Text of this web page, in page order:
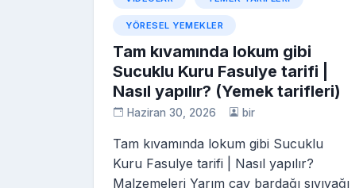
YÖRESEL YEMEKLER
Tam kıvamında lokum gibi
Sucuklu Kuru Fasulye tarifi |
Nasıl yapılır? (Yemek tarifleri)
Haziran 30, 2026 bir
Tam kıvamında lokum gibi Sucuklu
Kuru Fasulye tarifi | Nasıl yapılır?
Malzemeleri Yarım çay bardağı sıvıyağı